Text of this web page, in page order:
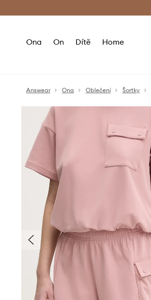
Ona On Dítě Home
Answear Ona Oblečení Šortky